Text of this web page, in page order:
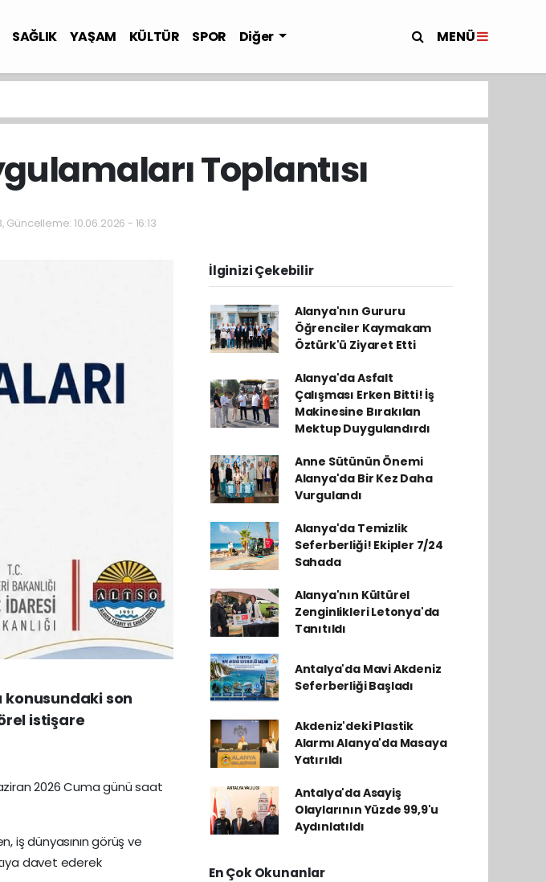
SAĞLIK YAŞAM KÜLTÜR SPOR Diğer MENÜ
Toplantısı
Güncelleme: 10.06.2026 - 16:13
konusundaki son
istişare
2026 Cuma günü saat
iş dünyasının görüş ve
davet ederek
İlginizi Çekebilir
Alanya'nın Gururu
Öğrenciler Kaymakam
Öztürk'ü Ziyaret Etti
Alanya'da Asfalt
Çalışması Erken Bitti! İş
Makinesine Bırakılan
Mektup Duygulandırdı
Anne Sütünün Önemi
Alanya'da Bir Kez Daha
Vurgulandı
Alanya'da Temizlik
Seferberliği! Ekipler 7/24
Sahada
Alanya'nın Kültürel
Zenginlikleri Letonya'da
Tanıtıldı
Antalya'da Mavi Akdeniz
Seferberliği Başladı
Akdeniz'deki Plastik
Alarmı Alanya'da Masaya
Yatırıldı
Antalya'da Asayiş
Olaylarının Yüzde 99,9'u
Aydınlatıldı
En Çok Okunanlar